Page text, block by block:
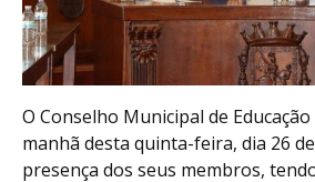
O Conselho Municipal de
manhã desta quinta-feira, dia 26
presença dos seus membros,